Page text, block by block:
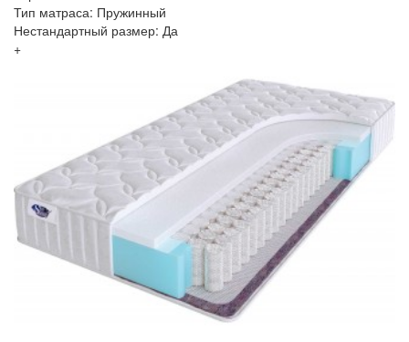
Тип матраса: Пружинный
Нестандартный размер: Да
+